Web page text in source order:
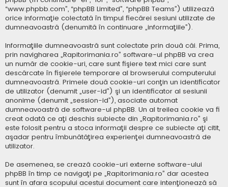
“www.phpbb.com”, “phpBB Limited”, “phpBB Teams”) utilizează
orice informaţie colectată în timpul fiecărei sesiuni utilizate de
dumneavoastră (denumită în continuare „informaţiile”).
Informaţiile dumneavoastră sunt colectate prin două căi. Prima,
prin navigharea „Rapitorimania.ro” software-ul phpBB va crea
un număr de cookie-uri, care sunt fişiere text mici care sunt
descărcate în fişierele temporare al browserului computerului
dumneavoastră. Primele două cookie-uri conţin un identificator
de utilizator (denumit „user-id”) şi un identificator al sesiunii
anonime (denumit „session-id”), asociate automat
dumneavoastră de software-ul phpBB. Un al treilea cookie va fi
creat odată ce aţi deschis subiecte din „Rapitorimania.ro” şi
este folosit pentru a stoca informaţii despre ce subiecte aţi citit,
aşadar pentru îmbunătăţirea experienţei dumneavoastră de
utilizator.
De asemenea, se crează cookie-uri externe software-ului
phpBB în timp ce navigaţi pe „Rapitorimania.ro” dar acestea
sunt în afara scopului acestui document care intenţionează să